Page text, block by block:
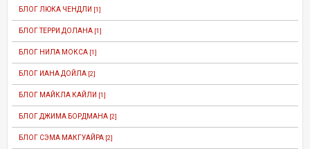
БЛОГ ЛЮКА ЧЕНДЛИ [1]
БЛОГ ТЕРРИ ДОЛАНА [1]
БЛОГ НИЛА МОКСА [1]
БЛОГ ИАНА ДОЙЛА [2]
БЛОГ МАЙКЛА КАЙЛИ [1]
БЛОГ ДЖИМА БОРДМАНА [2]
БЛОГ СЭМА МАКГУАЙРА [2]